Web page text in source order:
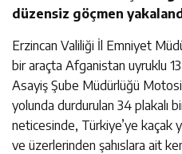
düzensiz göçmen
Erzincan Valiliği İl Emniyet
bir araçta Afganistan uyruklu
Asayiş Şube Müdürlüğü
yolunda durdurulan 34 plakalı
neticesinde, Türkiye’ye kaçak
ve üzerlerinden şahıslara ait